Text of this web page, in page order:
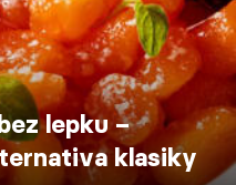
lepku –
klasiky